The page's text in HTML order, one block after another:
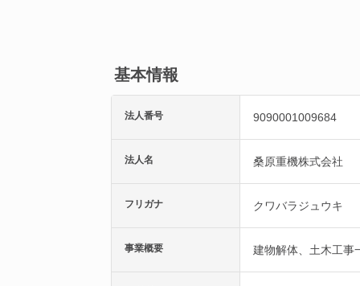
基本情報
法人番号 9090001009684
法人名 桑原重機株式会社
フリガナ クワバラジュウキ
事業概要 建物解体、土木工事